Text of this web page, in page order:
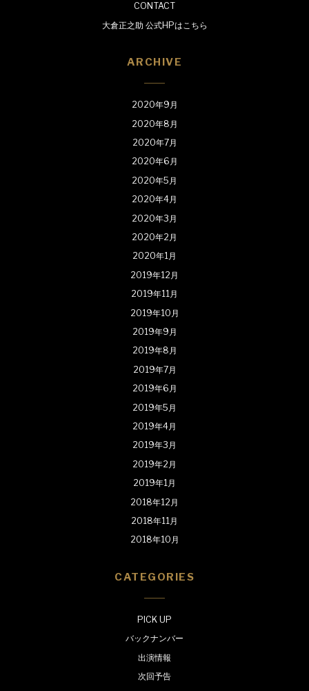
CONTACT
大倉正之助 公式HPはこちら
ARCHIVE
2020年9月
2020年8月
2020年7月
2020年6月
2020年5月
2020年4月
2020年3月
2020年2月
2020年1月
2019年12月
2019年11月
2019年10月
2019年9月
2019年8月
2019年7月
2019年6月
2019年5月
2019年4月
2019年3月
2019年2月
2019年1月
2018年12月
2018年11月
2018年10月
CATEGORIES
PICK UP
バックナンバー
出演情報
次回予告